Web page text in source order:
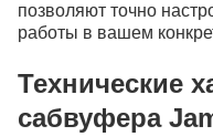
позволяют точно
работы в вашем
Технические
сабвуфера